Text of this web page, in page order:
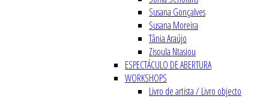
Susana Gonçalves
Susana Moreira
Tânia Araújo
Zisoula Ntasiou
ESPECTÁCULO DE ABERTURA
WORKSHOPS
Livro de artista / Livro objecto